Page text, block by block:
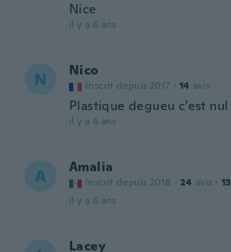
Nice
il y a 6 ans
N Nico
Inscrit depuis 2017 · 14 avis
Plastique degueu c’est nul
il y a 6 ans
A Amalia
Inscrit depuis 2018 · 24 avis · 13
il y a 6 ans
Lacey